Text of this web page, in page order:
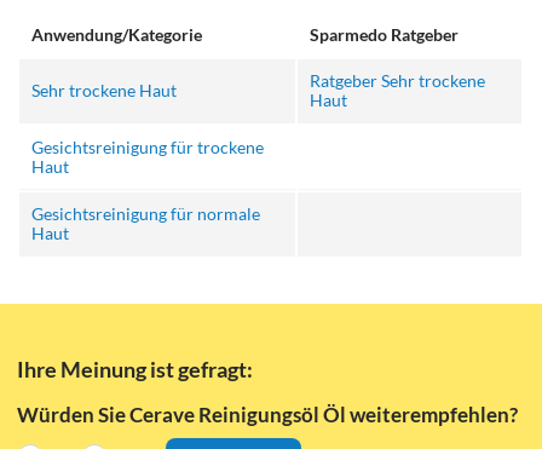
Anwendung/Kategorie Sparmedo Ratgeber
Sehr trockene Haut
Ratgeber Sehr trockene
Haut
Gesichtsreinigung für trockene
Haut
Gesichtsreinigung für normale
Haut
Ihre Meinung ist gefragt:
Würden Sie Cerave Reinigungsöl Öl weiterempfehlen?